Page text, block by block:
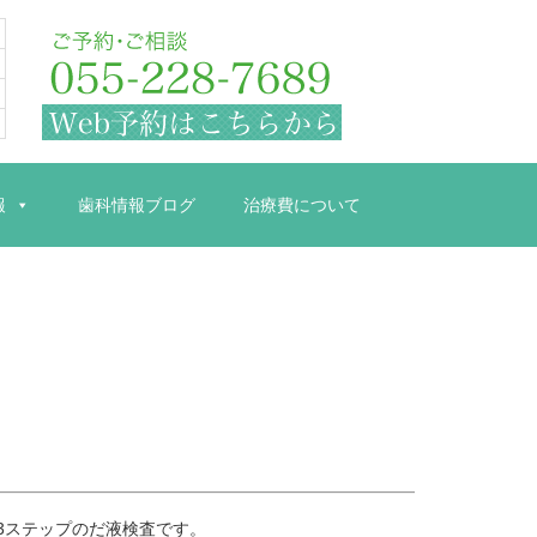
歯科情報ブログ 治療費について
テップのだ液検査です。